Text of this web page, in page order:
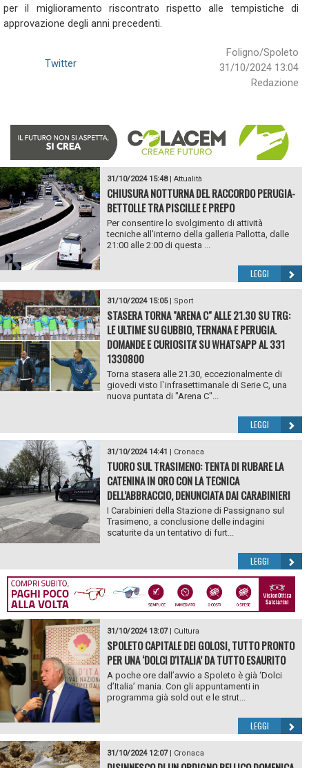
per il miglioramento riscontrato rispetto alle tempistiche di
approvazione degli anni precedenti.
Foligno/Spoleto
31/10/2024 13:04
Redazione
Twitter
31/10/2024 15:48| Attualità
CHIUSURA NOTTURNA DEL RACCORDO PERUGIA-
BETTOLLE TRA PISCILLE E PREPO
Per consentire lo svolgimento di attività
tecniche all’interno della galleria Pallotta, dalle
21:00 alle 2:00 di questa ...
LEGGI
31/10/2024 15:05| Sport
STASERA TORNA "ARENA C" ALLE 21.30 SU TRG:
LE ULTIME SU GUBBIO, TERNANA E PERUGIA.
DOMANDE E CURIOSITA' SU WHATSAPP AL 331
1330800
Torna stasera alle 21.30, eccezionalmente di
giovedi visto l`infrasettimanale di Serie C, una
nuova puntata di "Arena C"...
LEGGI
31/10/2024 14:41 | Cronaca
TUORO SUL TRASIMENO: TENTA DI RUBARE LA
CATENINA IN ORO CON LA TECNICA
DELL’ABBRACCIO, DENUNCIATA DAI CARABINIERI
I Carabinieri della Stazione di Passignano sul
Trasimeno, a conclusione delle indagini
scaturite da un tentativo di furt...
LEGGI
31/10/2024 13:07| Cultura
SPOLETO CAPITALE DEI GOLOSI, TUTTO PRONTO
PER UNA ‘DOLCI D'ITALIA’ DA TUTTO ESAURITO
A poche ore dall’avvio a Spoleto è già ‘Dolci
d’Italia’ mania. Con gli appuntamenti in
programma già sold out e le strut...
LEGGI
31/10/2024 12:07| Cronaca